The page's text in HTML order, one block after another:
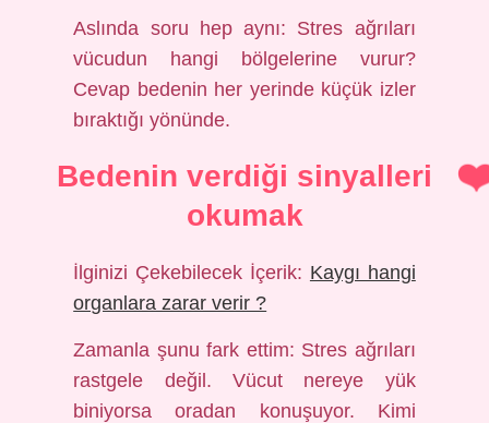
Aslında soru hep aynı: Stres ağrıları
vücudun hangi bölgelerine vurur?
Cevap bedenin her yerinde küçük izler
bıraktığı yönünde.
Bedenin verdiği sinyalleri
okumak
İlginizi Çekebilecek İçerik: Kaygı hangi
organlara zarar verir ?
Zamanla şunu fark ettim: Stres ağrıları
rastgele değil. Vücut nereye yük
biniyorsa oradan konuşuyor. Kimi